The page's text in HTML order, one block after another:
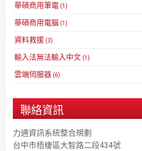
華碩商用筆電 (1)
華碩商用電腦 (1)
資料救援 (3)
輸入法無法輸入中文 (1)
雲端伺服器 (6)
聯絡資訊
力通資訊系統整合規劃
台中市梧棲區大智路二段434號